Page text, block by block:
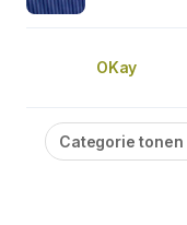
OKay
Categorie tonen